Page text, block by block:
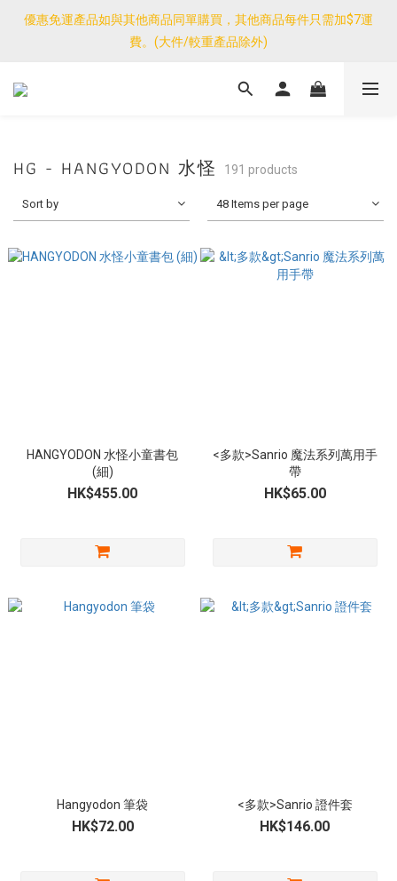
優惠免運產品如與其他商品同單購買，其他商品每件只需加$7運
費。(大件/較重產品除外)
<公告>感謝支持！我們團隊由30/7~12/8外訪搜羅新產品，期間網
HG - HANGYODON 水怪 191 products
Sort by 48 Items per page
HANGYODON 水怪小童書包
(細)
HK$455.00
<多款>Sanrio 魔法系列萬用手
帶
HK$65.00
Hangyodon 筆袋
HK$72.00
<多款>Sanrio 證件套
HK$146.00